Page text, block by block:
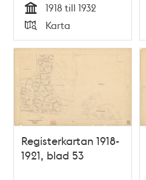
Tid
1918 till 1932
Typ
Karta
Registerkartan 1918-
1921, blad 53